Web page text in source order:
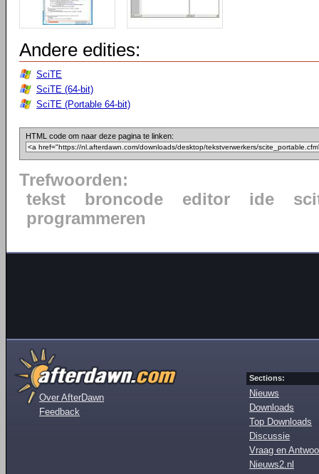
Andere edities:
SciTE
SciTE (64-bit)
SciTE (Portable 64-bit)
HTML code om naar deze pagina te linken:
Trefwoorden:
tekst
broncode editor ide
programmeren
Over AfterDawn
Feedback
Sections:
Nieuws
Downloads
Top Downloads
Discussie
Vraag en
Nieuws2.nl